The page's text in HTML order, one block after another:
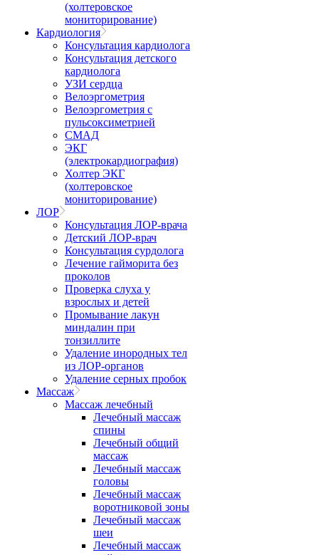
(холтеровское
мониторирование)
Кардиология
Консультация кардиолога
Консультация детского
кардиолога
УЗИ сердца
Велоэргометрия
Велоэргометрия с
пульсоксиметрией
СМАД
ЭКГ
(электрокардиография)
Холтер ЭКГ
(холтеровское
мониторирование)
ЛОР
Консультация ЛОР-врача
Детский ЛОР-врач
Консультация сурдолога
Лечение гайморита без
проколов
Проверка слуха у
взрослых и детей
Промывание лакун
миндалин при
тонзиллите
Удаление инородных тел
из ЛОР-органов
Удаление серных пробок
Массаж
Массаж лечебный
Лечебный массаж
спины
Лечебный общий
массаж
Лечебный массаж
головы
Лечебный массаж
воротниковой зоны
Лечебный массаж
шеи
Лечебный массаж